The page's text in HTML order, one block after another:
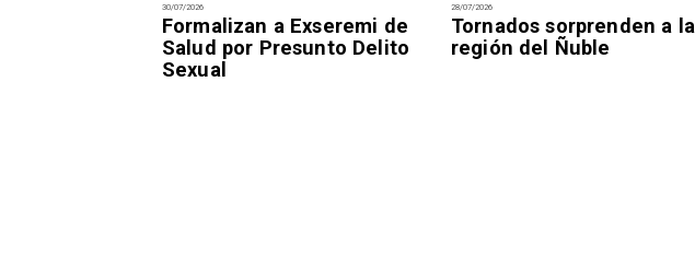
30/07/2026
Formalizan a Exseremi de
Salud por Presunto Delito
Sexual
28/07/2026
Tornados sorprenden a la
región del Ñuble